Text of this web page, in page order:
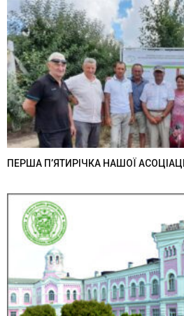
ПЕРША П’ЯТИРІЧКА НАШОЇ АСОЦІАЦІЇ